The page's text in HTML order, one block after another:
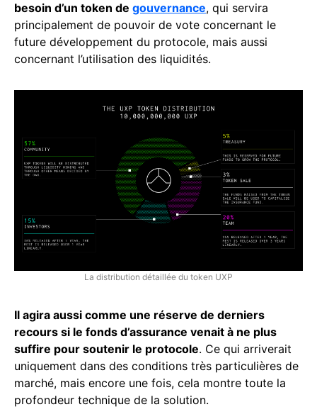
besoin d’un token de gouvernance, qui servira
principalement de pouvoir de vote concernant le
future développement du protocole, mais aussi
concernant l’utilisation des liquidités.
La distribution détaillée du token UXP
Il agira aussi comme une réserve de derniers
recours si le fonds d’assurance venait à ne plus
suffire pour soutenir le protocole. Ce qui arriverait
uniquement dans des conditions très particulières de
marché, mais encore une fois, cela montre toute la
profondeur technique de la solution.